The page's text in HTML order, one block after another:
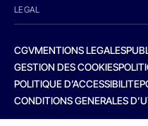
LEGAL
CGVMENTIONS LEGALES
GESTION DES COOKIES
POLITIQUE D’ACCESSIBILITE
CONDITIONS GENERALES